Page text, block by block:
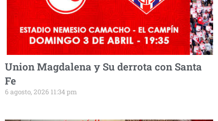
Union Magdalena y Su derrota con Santa
Fe
6 agosto, 2026 11:34 pm